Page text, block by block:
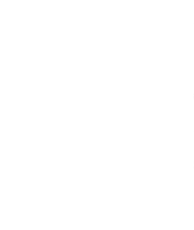
h 660 mm | b